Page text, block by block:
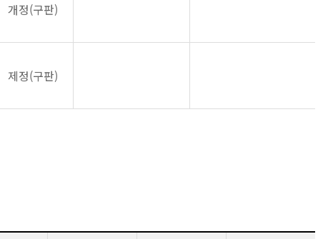
개정(구판)
제정(구판)